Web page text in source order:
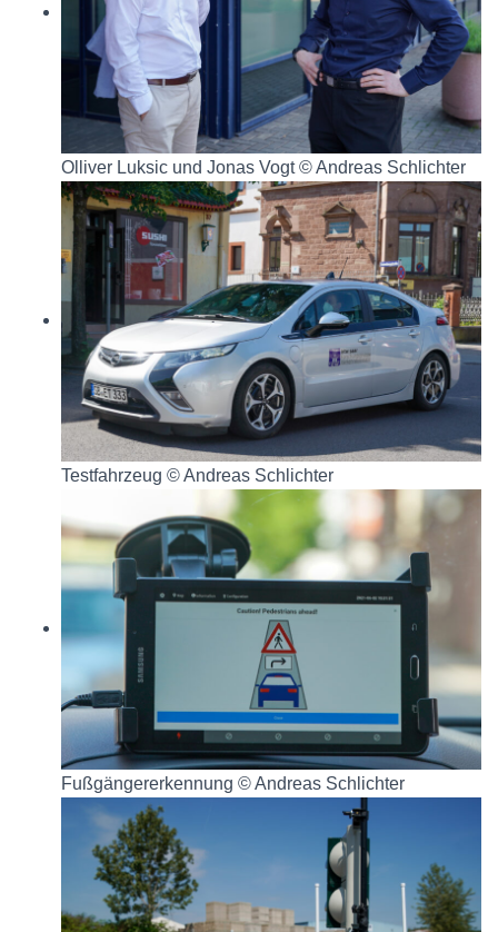
Olliver Luksic und Jonas Vogt © Andreas Schlichter
Testfahrzeug © Andreas Schlichter
Fußgängererkennung © Andreas Schlichter